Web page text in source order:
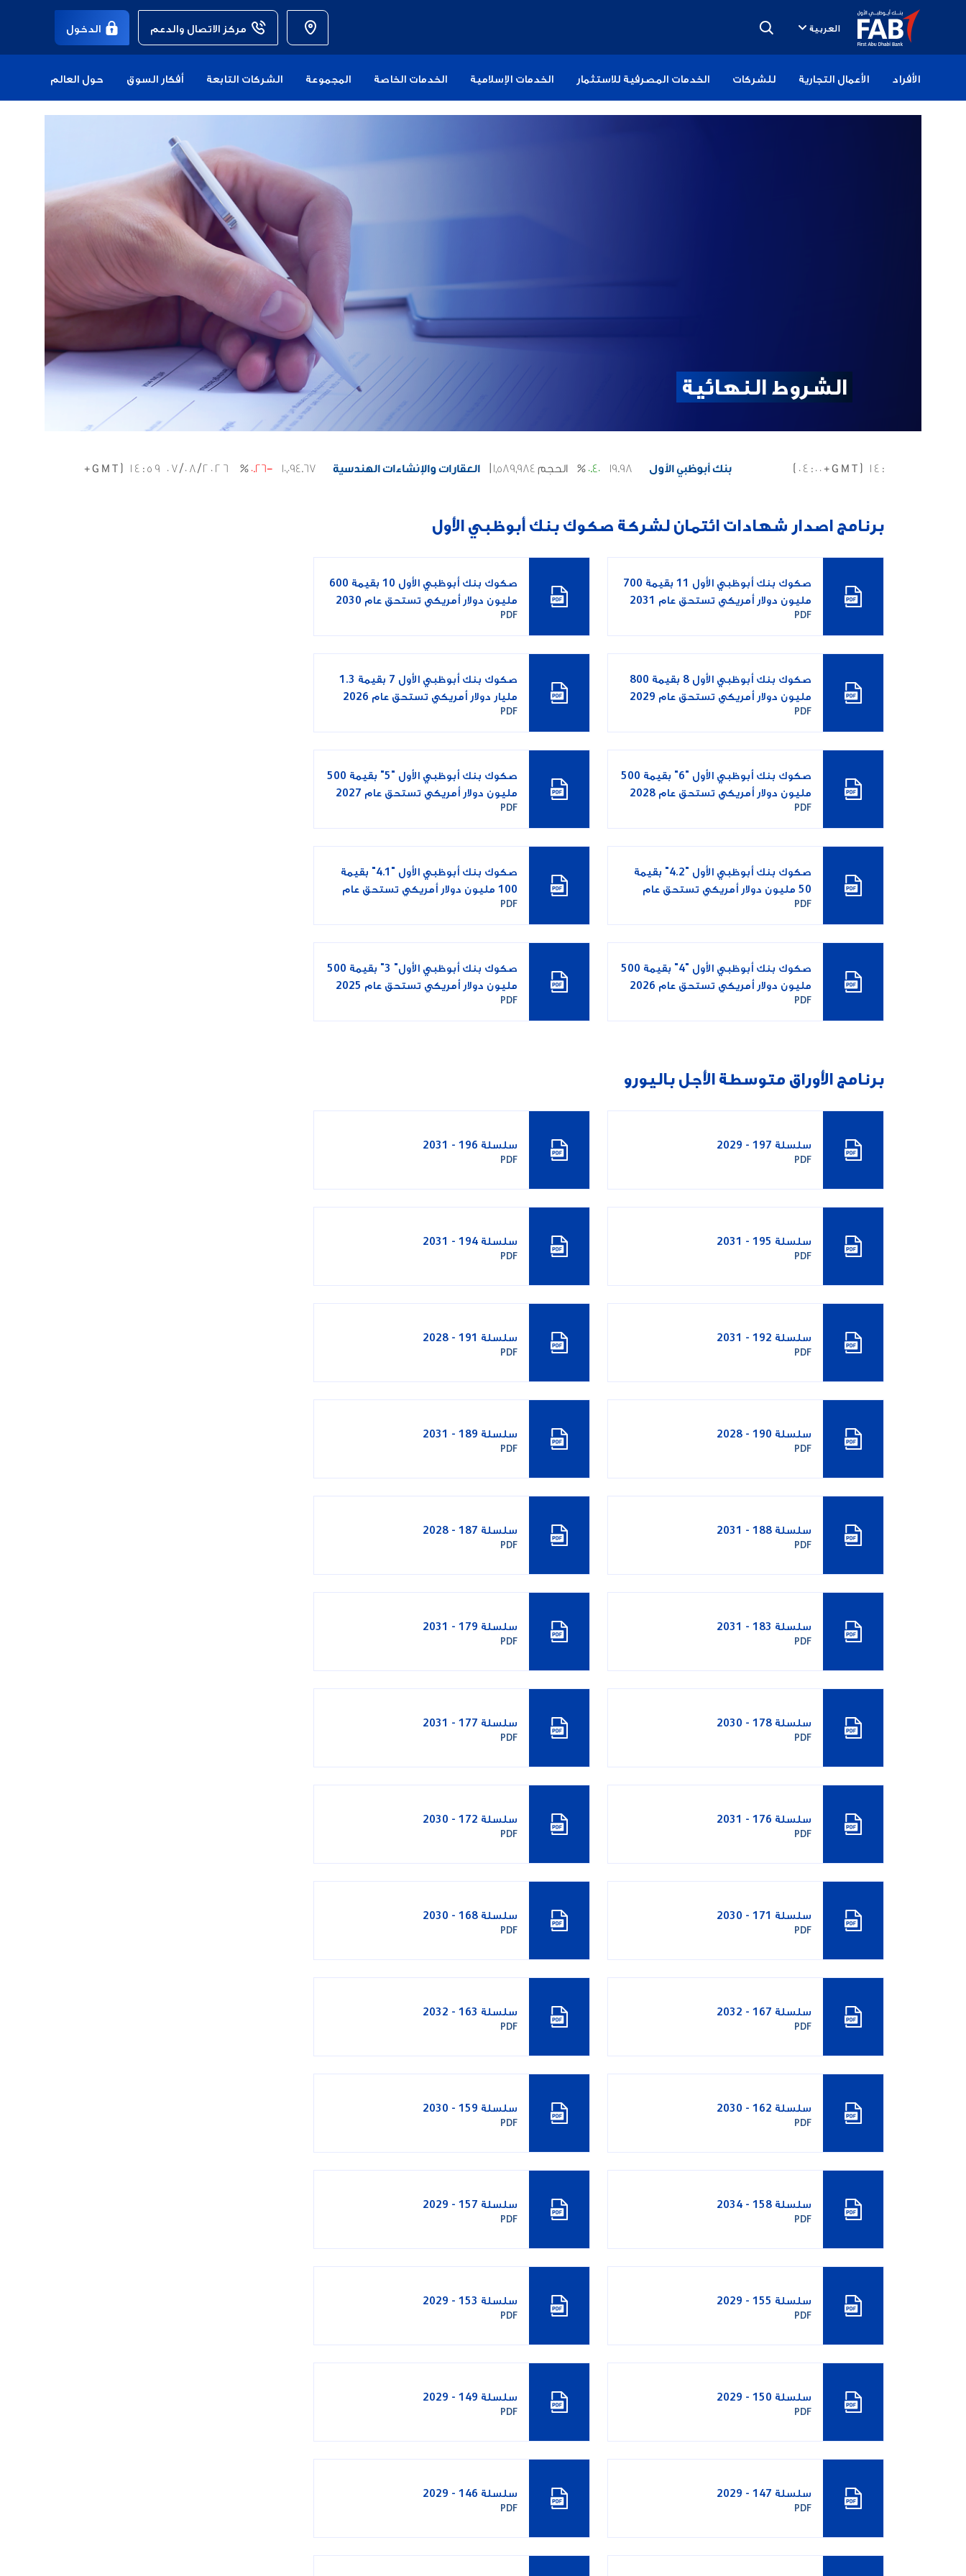
العربية مركز الاتصال والدعم الدخول
الأفراد الأعمال التجارية للشركات الخدمات المصرفية للاستثمار الخدمات الإسلامية الخدمات الخاصة المجموعة الشركات التابعة أفكار السوق حول العالم
الشروط النهائية
برنامج اصدار شهادات ائتمان لشركة صكوك بنك أبوظبي الأول
صكوك بنك أبوظبي الأول 11 بقيمة 700
مليون دولار أمريكي تستحق عام 2031
PDF
صكوك بنك أبوظبي الأول 10 بقيمة 600
مليون دولار أمريكي تستحق عام 2030
PDF
صكوك بنك أبوظبي الأول 8 بقيمة 800
مليون دولار أمريكي تستحق عام 2029
PDF
صكوك بنك أبوظبي الأول 7 بقيمة 1.3
مليار دولار أمريكي تستحق عام 2026
PDF
صكوك بنك أبوظبي الأول "6" بقيمة 500
مليون دولار أمريكي تستحق عام 2028
PDF
صكوك بنك أبوظبي الأول "5" بقيمة 500
مليون دولار أمريكي تستحق عام 2027
PDF
صكوك بنك أبوظبي الأول "4.2" بقيمة
50 مليون دولار أمريكي تستحق عام
2026
PDF
صكوك بنك أبوظبي الأول "4.1" بقيمة
100 مليون دولار أمريكي تستحق عام
2026
PDF
صكوك بنك أبوظبي الأول "4" بقيمة 500
مليون دولار أمريكي تستحق عام 2026
PDF
صكوك بنك أبوظبي الأول" 3" بقيمة 500
مليون دولار أمريكي تستحق عام 2025
PDF
برنامج الأوراق متوسطة الأجل باليورو
سلسلة 197 - 2029
PDF
سلسلة 196 - 2031
PDF
سلسلة 195 - 2031
PDF
سلسلة 194 - 2031
PDF
سلسلة 192 - 2031
PDF
سلسلة 191 - 2028
PDF
سلسلة 190 - 2028
PDF
سلسلة 189 - 2031
PDF
سلسلة 188 - 2031
PDF
سلسلة 187 - 2028
PDF
سلسلة 183 - 2031
PDF
سلسلة 179 - 2031
PDF
سلسلة 178 - 2030
PDF
سلسلة 177 - 2031
PDF
سلسلة 176 - 2031
PDF
سلسلة 172 - 2030
PDF
سلسلة 171 - 2030
PDF
سلسلة 168 - 2030
PDF
سلسلة 167 - 2032
PDF
سلسلة 163 - 2032
PDF
سلسلة 162 - 2030
PDF
سلسلة 159 - 2030
PDF
سلسلة 158 - 2034
PDF
سلسلة 157 - 2029
PDF
سلسلة 155 - 2029
PDF
سلسلة 153 - 2029
PDF
سلسلة 150 - 2029
PDF
سلسلة 149 - 2029
PDF
سلسلة 147 - 2029
PDF
سلسلة 146 - 2029
PDF